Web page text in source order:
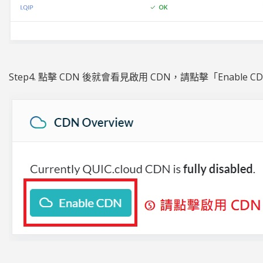
Step4. 點擊 CDN 後就會看見啟用 CDN，請點擊「Enable